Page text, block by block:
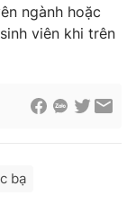
ngành hoặc
viên khi trên
bạ